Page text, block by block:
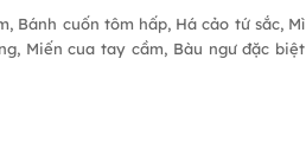
Bánh cuốn tôm hấp, Há cảo tứ sắc, Mì
Miến cua tay cầm, Bàu ngư đặc biệt